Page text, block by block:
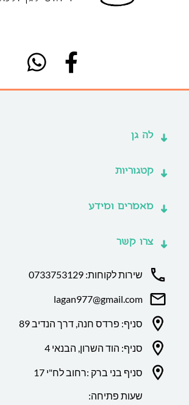
לה גן
קטגוריות
מאמרים ומידע
צרו קשר
שירות לקוחות: 0733753129
lagan977@gmail.com
סניף: פרדס חנה, דרך הנדיב 89
סניף: הוד השרון, הבנאי 4
סניף בני ברק :רחוב לח"י 17
שעות פתיחה: